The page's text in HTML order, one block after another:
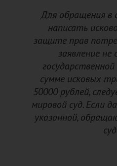
Для обращения в
написать
защите прав
заявление не
сумме исковых
50000 рублей,
мировой суд. Если
указанной,